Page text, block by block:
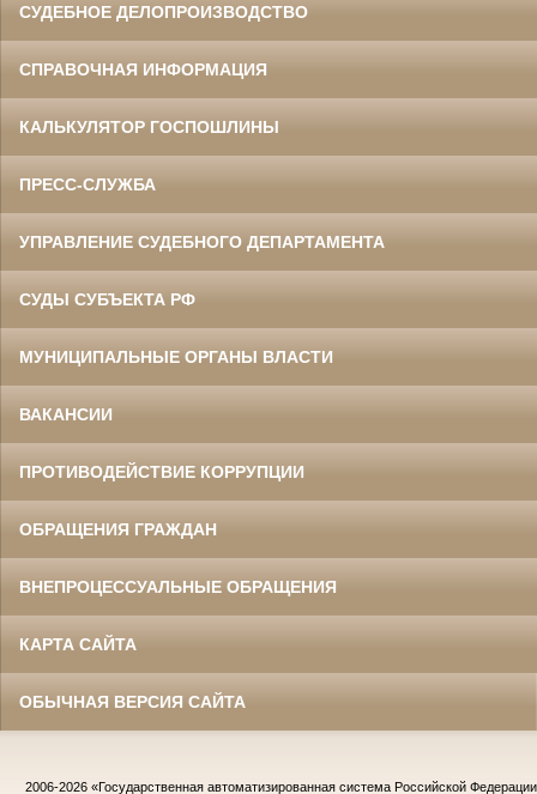
СУДЕБНОЕ ДЕЛОПРОИЗВОДСТВО
СПРАВОЧНАЯ ИНФОРМАЦИЯ
КАЛЬКУЛЯТОР ГОСПОШЛИНЫ
ПРЕСС-СЛУЖБА
УПРАВЛЕНИЕ СУДЕБНОГО ДЕПАРТАМЕНТА
СУДЫ СУБЪЕКТА РФ
МУНИЦИПАЛЬНЫЕ ОРГАНЫ ВЛАСТИ
ВАКАНСИИ
ПРОТИВОДЕЙСТВИЕ КОРРУПЦИИ
ОБРАЩЕНИЯ ГРАЖДАН
ВНЕПРОЦЕССУАЛЬНЫЕ ОБРАЩЕНИЯ
КАРТА САЙТА
ОБЫЧНАЯ ВЕРСИЯ САЙТА
2006-2026 «Государственная автоматизированная система Российской